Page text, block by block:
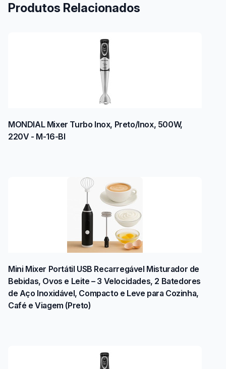
Produtos Relacionados
MONDIAL Mixer Turbo Inox, Preto/Inox, 500W,
220V - M-16-BI
Mini Mixer Portátil USB Recarregável Misturador de
Bebidas, Ovos e Leite – 3 Velocidades, 2 Batedores
de Aço Inoxidável, Compacto e Leve para Cozinha,
Café e Viagem (Preto)